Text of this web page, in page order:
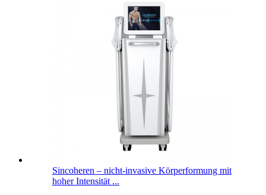
Sincoheren – nicht-invasive Körperformung mit
hoher Intensität ...